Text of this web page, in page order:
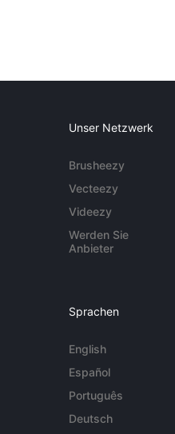
Unser Netzwerk
Brusheezy
Vecteezy
Videezy
Werden Sie
Anbieter
Sprachen
English
Español
Português
Deutsch